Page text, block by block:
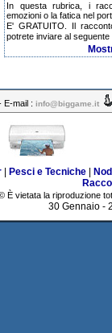
In questa rubrica, i
emozioni o la fatica nel
E' GRATUITO. Il
potrete inviare al
E-mail : info@biggame.it
| Pesci e Tecniche|
È vietata la riproduzione
30 Gennaio -